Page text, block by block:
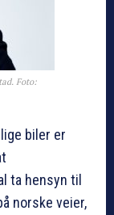
Foto:
biler er
ta hensyn til
norske veier,